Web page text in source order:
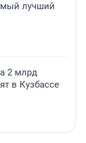
лучший
2 млрд
в Кузбассе